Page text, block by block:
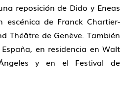
reposición de Dido y Eneas
escénica de Franck Chartier-
Théâtre de Genève. También
en residencia en Walt
y en el Festival de